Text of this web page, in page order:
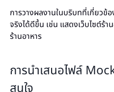
การวางผลงานในบริบทที่เกี่ยวข้อ
จริงได้ดีขึ้น เช่น แสดงเว็บไซต์ร้
ร้านอาหาร
การนำเสนอไฟล์